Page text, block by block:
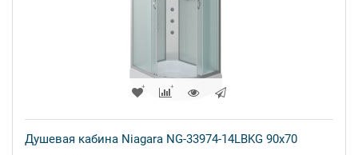
Душевая кабина Niagara NG-33974-14LBKG 90x70